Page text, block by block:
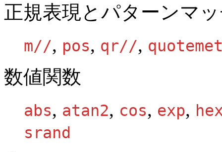
正規表現とパターンマ
m//, pos, qr//,
数値関数
abs, atan2, cos, exp,
srand